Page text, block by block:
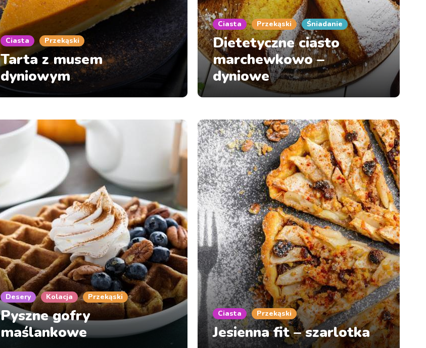
Ciasta Przekąski
Tarta z musem
dyniowym
Ciasta Przekąski Śniadanie
Dietetyczne ciasto
marchewkowo –
dyniowe
Desery Kolacja Przekąski
Pyszne gofry
maślankowe
Ciasta Przekąski
Jesienna fit – szarlotka